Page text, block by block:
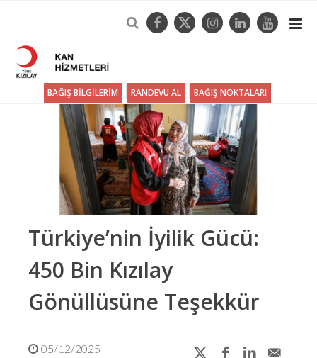
BAĞIŞ BİLGİLERİM RANDEVU AL BAĞIŞ NOKTALARI
Türkiye’nin İyilik Gücü:
450 Bin Kızılay
Gönüllüsüne Teşekkür
05/12/2025